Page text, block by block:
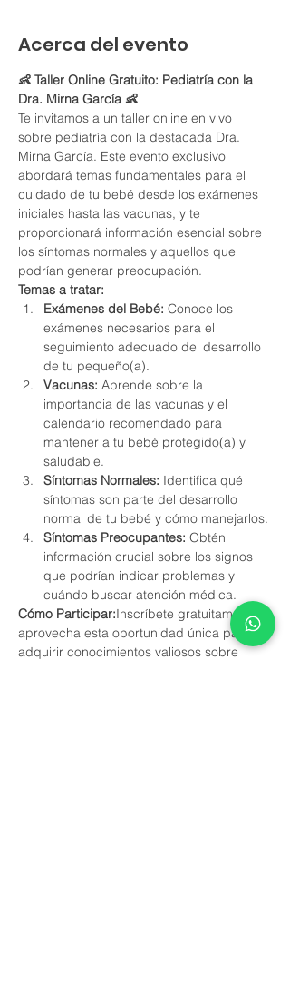
Acerca del evento
👶 Taller Online Gratuito: Pediatría con la
Dra. Mirna García 👶
Te invitamos a un taller online en vivo
sobre pediatría con la destacada Dra.
Mirna García. Este evento exclusivo
abordará temas fundamentales para el
cuidado de tu bebé desde los exámenes
iniciales hasta las vacunas, y te
proporcionará información esencial sobre
los síntomas normales y aquellos que
podrían generar preocupación.
Temas a tratar:
Exámenes del Bebé: Conoce los
exámenes necesarios para el
seguimiento adecuado del desarrollo
de tu pequeño(a).
Vacunas: Aprende sobre la
importancia de las vacunas y el
calendario recomendado para
mantener a tu bebé protegido(a) y
saludable.
Síntomas Normales: Identifica qué
síntomas son parte del desarrollo
normal de tu bebé y cómo manejarlos.
Síntomas Preocupantes: Obtén
información crucial sobre los signos
que podrían indicar problemas y
cuándo buscar atención médica.
Cómo Participar:Inscríbete gratuitamente y
aprovecha esta oportunidad única para
adquirir conocimientos valiosos sobre